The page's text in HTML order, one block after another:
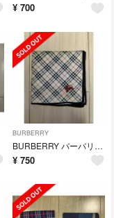
¥ 700
BURBERRY
BURBERRY バーバリー ハンカチ(新品)
¥ 750